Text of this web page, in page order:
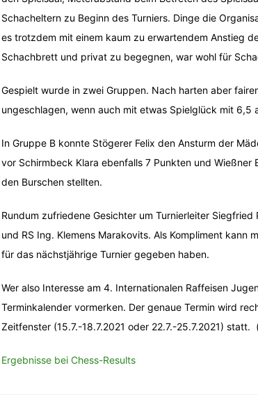
Schacheltern zu Beginn des Turniers. Dinge die
es trotzdem mit einem kaum zu erwartendem Anstieg
Schachbrett und privat zu begegnen, war wohl für
Gespielt wurde in zwei Gruppen. Nach harten aber
ungeschlagen, wenn auch mit etwas Spielglück mit
In Gruppe B konnte Stögerer Felix den Ansturm der
vor Schirmbeck Klara ebenfalls 7 Punkten und
den Burschen stellten.
Rundum zufriedene Gesichter um Turnierleiter
und RS Ing. Klemens Marakovits. Als Kompliment kann
für das nächstjährige Turnier gegeben haben.
Wer also Interesse am 4. Internationalen Raffeisen
Terminkalender vormerken. Der genaue Termin wird
Zeitfenster (15.7.-18.7.2021 oder 22.7.-25.7.2021)
Ergebnisse bei Chess-Results